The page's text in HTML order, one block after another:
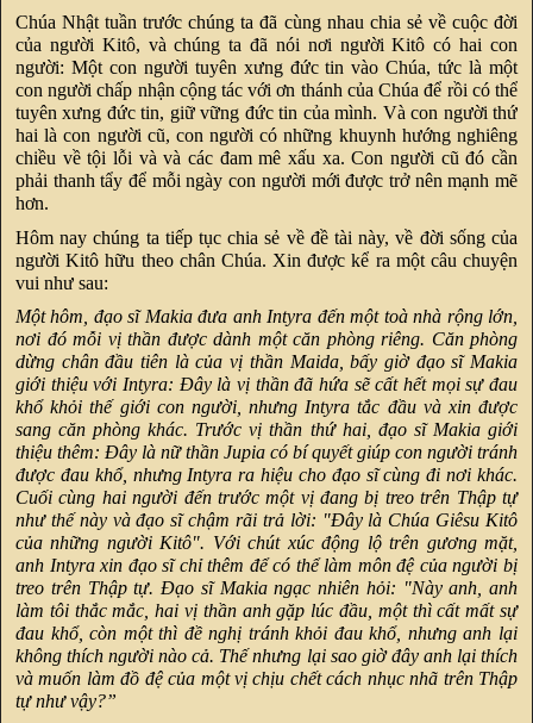
Chúa Nhật tuần trước chúng ta đã cùng nhau chia sẻ về cuộc đời
của người Kitô, và chúng ta đã nói nơi người Kitô có hai con
người: Một con người tuyên xưng đức tin vào Chúa, tức là một
con người chấp nhận cộng tác với ơn thánh của Chúa để rồi có thể
tuyên xưng đức tin, giữ vững đức tin của mình. Và con người thứ
hai là con người cũ, con người có những khuynh hướng nghiêng
chiều về tội lỗi và và các đam mê xấu xa. Con người cũ đó cần
phải thanh tẩy để mỗi ngày con người mới được trở nên mạnh mẽ
hơn.
Hôm nay chúng ta tiếp tục chia sẻ về đề tài này, về đời sống của
người Kitô hữu theo chân Chúa. Xin được kể ra một câu chuyện
vui như sau:
Một hôm, đạo sĩ Makia đưa anh Intyra đến một toà nhà rộng lớn,
nơi đó mỗi vị thần được dành một căn phòng riêng. Căn phòng
dừng chân đầu tiên là của vị thần Maida, bấy giờ đạo sĩ Makia
giới thiệu với Intyra: Đây là vị thần đã hứa sẽ cất hết mọi sự đau
khổ khỏi thế giới con người, nhưng Intyra tắc đầu và xin được
sang căn phòng khác. Trước vị thần thứ hai, đạo sĩ Makia giới
thiệu thêm: Đây là nữ thần Jupia có bí quyết giúp con người tránh
được đau khổ, nhưng Intyra ra hiệu cho đạo sĩ cùng đi nơi khác.
Cuối cùng hai người đến trước một vị đang bị treo trên Thập tự
như thế này và đạo sĩ chậm rãi trả lời: "Đây là Chúa Giêsu Kitô
của những người Kitô". Với chút xúc động lộ trên gương mặt,
anh Intyra xin đạo sĩ chỉ thêm để có thể làm môn đệ của người bị
treo trên Thập tự. Đạo sĩ Makia ngạc nhiên hỏi: "Này anh, anh
làm tôi thắc mắc, hai vị thần anh gặp lúc đầu, một thì cất mất sự
đau khổ, còn một thì đề nghị tránh khỏi đau khổ, nhưng anh lại
không thích người nào cả. Thế nhưng lại sao giờ đây anh lại thích
và muốn làm đồ đệ của một vị chịu chết cách nhục nhã trên Thập
tự như vậy?”